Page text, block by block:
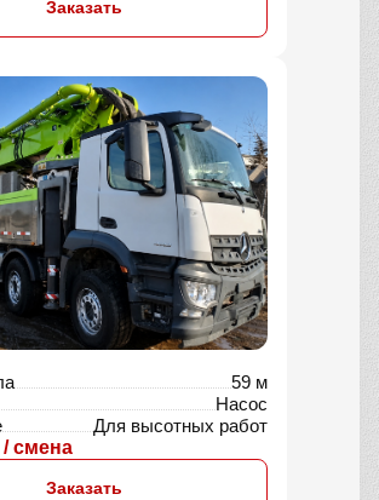
Заказать
59 м
Насос
Для высотных работ
/ смена
Заказать